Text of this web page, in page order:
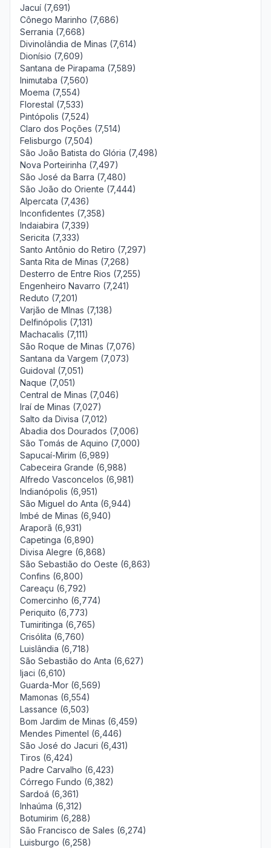
Jacuí (7,691)
Cônego Marinho (7,686)
Serrania (7,668)
Divinolândia de Minas (7,614)
Dionísio (7,609)
Santana de Pirapama (7,589)
Inimutaba (7,560)
Moema (7,554)
Florestal (7,533)
Pintópolis (7,524)
Claro dos Poções (7,514)
Felisburgo (7,504)
São João Batista do Glória (7,498)
Nova Porteirinha (7,497)
São José da Barra (7,480)
São João do Oriente (7,444)
Alpercata (7,436)
Inconfidentes (7,358)
Indaiabira (7,339)
Sericita (7,333)
Santo Antônio do Retiro (7,297)
Santa Rita de Minas (7,268)
Desterro de Entre Rios (7,255)
Engenheiro Navarro (7,241)
Reduto (7,201)
Varjão de MInas (7,138)
Delfinópolis (7,131)
Machacalis (7,111)
São Roque de Minas (7,076)
Santana da Vargem (7,073)
Guidoval (7,051)
Naque (7,051)
Central de Minas (7,046)
Iraí de Minas (7,027)
Salto da Divisa (7,012)
Abadia dos Dourados (7,006)
São Tomás de Aquino (7,000)
Sapucaí-Mirim (6,989)
Cabeceira Grande (6,988)
Alfredo Vasconcelos (6,981)
Indianópolis (6,951)
São Miguel do Anta (6,944)
Imbé de Minas (6,940)
Araporã (6,931)
Capetinga (6,890)
Divisa Alegre (6,868)
São Sebastião do Oeste (6,863)
Confins (6,800)
Careaçu (6,792)
Comercinho (6,774)
Periquito (6,773)
Tumiritinga (6,765)
Crisólita (6,760)
Luislândia (6,718)
São Sebastião do Anta (6,627)
Ijaci (6,610)
Guarda-Mor (6,569)
Mamonas (6,554)
Lassance (6,503)
Bom Jardim de Minas (6,459)
Mendes Pimentel (6,446)
São José do Jacuri (6,431)
Tiros (6,424)
Padre Carvalho (6,423)
Córrego Fundo (6,382)
Sardoá (6,361)
Inhaúma (6,312)
Botumirim (6,288)
São Francisco de Sales (6,274)
Luisburgo (6,258)